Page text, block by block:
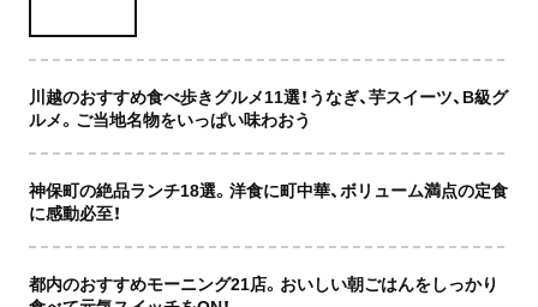
川越のおすすめ食べ歩きグルメ11選！うなぎ、芋スイーツ、B級グ
ルメ。ご当地名物をいっぱい味わおう
神保町の絶品ランチ18選。洋食に町中華、ボリューム満点の定食
に感動必至！
都内のおすすめモーニング21店。おいしい朝ごはんをしっかり